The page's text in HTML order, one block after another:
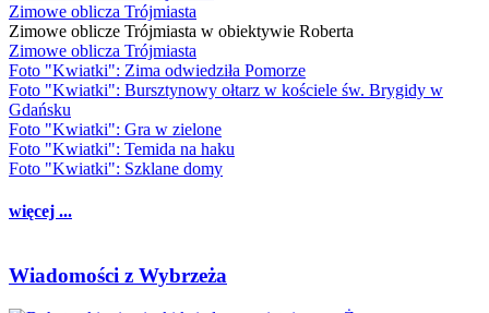
Zimowe oblicza Trójmiasta
Zimowe oblicze Trójmiasta w obiektywie Roberta
Zimowe oblicza Trójmiasta
Foto "Kwiatki": Zima odwiedziła Pomorze
Foto "Kwiatki": Bursztynowy ołtarz w kościele św. Brygidy w
Gdańsku
Foto "Kwiatki": Gra w zielone
Foto "Kwiatki": Temida na haku
Foto "Kwiatki": Szklane domy
więcej ...
Wiadomości z Wybrzeża